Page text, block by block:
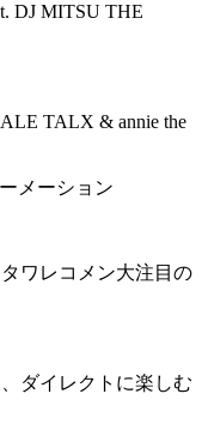
DJ MITSU THE
TALX & annie the
メーション
タワレコメン大注目の
ダイレクトに楽しむ